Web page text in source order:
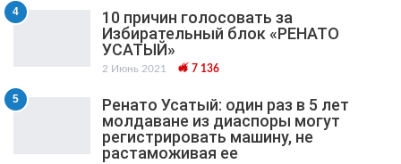
4
10 причин голосовать за
Избирательный блок «РЕНАТО
УСАТЫЙ»
2 Июнь 2021 7 136
5
Ренато Усатый: один раз в 5 лет
молдаване из диаспоры могут
регистрировать машину, не
растаможивая ее